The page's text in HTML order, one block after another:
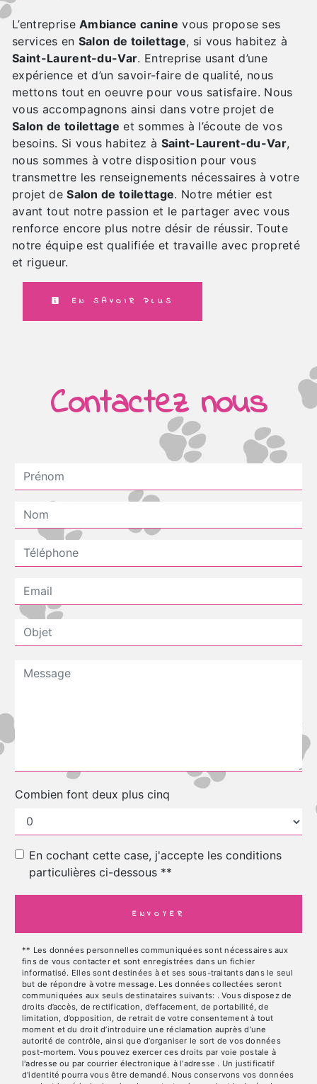
L’entrepriseAmbiance canine vous propose ses
services en Salon de toilettage, si vous habitez à
Saint-Laurent-du-Var. Entreprise usant d’une
expérience et d’un savoir-faire de qualité, nous
mettons tout en oeuvre pour vous satisfaire. Nous
vous accompagnons ainsi dans votre projet de
Salon de toilettage et sommes à l’écoute de vos
besoins. Si vous habitez à Saint-Laurent-du-Var,
nous sommes à votre disposition pour vous
transmettre les renseignements nécessaires à votre
projet deSalon de toilettage. Notre métier est
avant tout notre passion et le partager avec vous
renforce encore plus notre désir de réussir. Toute
notre équipe est qualifiée et travaille avec propreté
et rigueur.
EN SAVOIR PLUS
Contactez nous
Combien font deux plus cinq
En cochant cette case, j'accepte les conditions
particulières ci-dessous **
ENVOYER
** Les données personnelles communiquées sont nécessaires aux
fins de vous contacter et sont enregistrées dans un fichier
informatisé. Elles sont destinées à et ses sous-traitants dans le seul
but de répondre à votre message. Les données collectées seront
communiquées aux seuls destinataires suivants: . Vous disposez de
droits d’accès, de rectification, d’effacement, de portabilité, de
limitation, d’opposition, de retrait de votre consentement à tout
moment et du droit d’introduire une réclamation auprès d’une
autorité de contrôle, ainsi que d’organiser le sort de vos données
post-mortem. Vous pouvez exercer ces droits par voie postale à
l'adresse ou par courrier électronique à l'adresse . Un justificatif
d'identité pourra vous être demandé. Nous conservons vos données